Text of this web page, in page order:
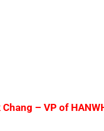
Chang – VP of